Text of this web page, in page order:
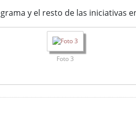
y el resto de las iniciativas
Foto 3